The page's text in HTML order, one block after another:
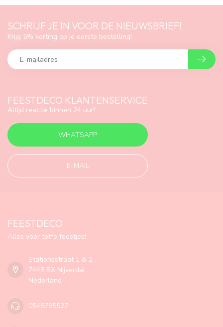
FEESTDECO KLANTENSERVICE
Altijd reactie binnen 24 uur!
WHATSAPP
E-MAIL
SCHRIJF JE IN VOOR DE NIEUWSBRIEF!
Krijg 5% korting op je eerste bestelling!
FEESTDECO
Alles voor toffe feestjes!
Stationsstraat 1 & 2
7443 BX Nijverdal
Nederland
0548785527